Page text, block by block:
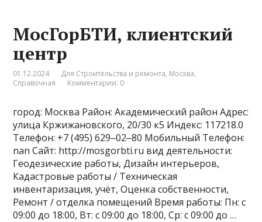
МосГорБТИ, клиентский
центр
01.12.2024 Для Строительства и ремонта, Москва,
Справочная
Комментарии: 0
город: Москва Район: Академический район Адрес:
улица Кржижановского, 20/30 к5 Индекс: 117218.0
Телефон: +7 (495) 629‒02‒80 Мобильный Телефон:
nan Сайт: http://mosgorbti.ru вид деятельности:
Геодезические работы, Дизайн интерьеров,
Кадастровые работы / Техническая
инвентаризация, учёт, Оценка собственности,
Ремонт / отделка помещений Время работы: Пн: с
09:00 до 18:00, Вт: с 09:00 до 18:00, Ср: с 09:00 до …